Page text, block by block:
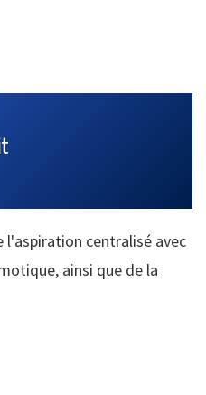
l'aspiration centralisé avec
ainsi que de la